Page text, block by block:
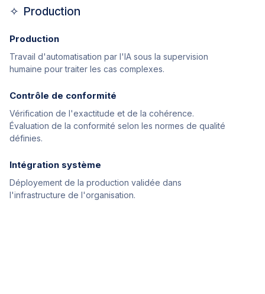
✧ Production
Production
Travail d'automatisation par l'IA sous la supervision
humaine pour traiter les cas complexes.
Contrôle de conformité
Vérification de l'exactitude et de la cohérence.
Évaluation de la conformité selon les normes de qualité
définies.
Intégration système
Déployement de la production validée dans
l'infrastructure de l'organisation.